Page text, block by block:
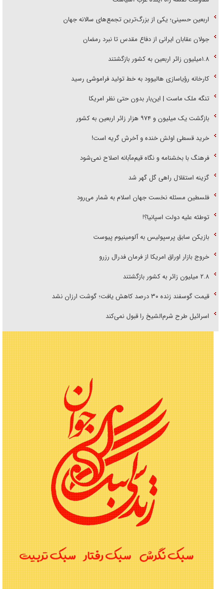
اربعین حسینی؛ یکی از بزرگ‌ترین تجمع‌های سالانه جهان
جولان عقابان ایرانی از دفاع مقدس تا نبرد رمضان
۱.۸میلیون زائر اربعین به کشور بازگشتند
کارخانه رؤیاسازی هالیوود به خط تولید فراموشی رسید
تنگه ملک ماست | این‌بار بدون حتی نظر امریکا
بازگشت یک میلیون و ۹۷۴ هزار زائر اربعین به کشور
خرید قسطی اولش خنده و آخرش گریه است!
فرهنگ با بخشنامه و نگاه قیم‌مآبانه اصلاح نمی‌شود
گزینه استقلال راهی گل گهر شد
فلسطین مسئله نخست جهان اسلام به شمار می‌رود
توطئه علیه دولت اسپانیا؟!
بازیکن سابق پرسپولیس به آلومینیوم پیوست
خروج بازار اوراق امریکا از فرمان فدرال رزرو
۲.۸ میلیون زائر به کشور بازگشتند
قیمت گوسفند زنده ۳۰ درصد کاهش یافت؛ گوشت ارزان نشد
اسرائیل طرح شرم‌الشیخ را قبول نمی‌کند